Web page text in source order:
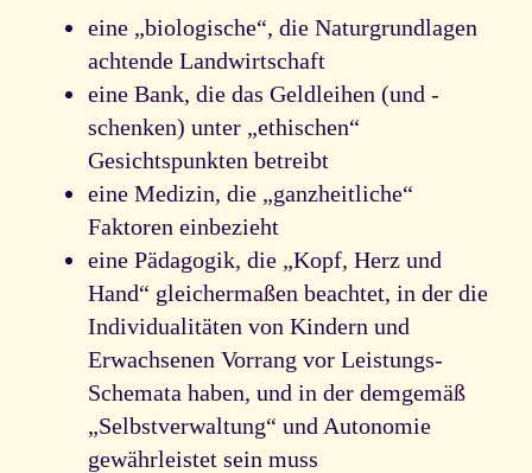
eine „biologische“, die Naturgrundlagen
achtende Landwirtschaft
eine Bank, die das Geldleihen (und -
schenken) unter „ethischen“
Gesichtspunkten betreibt
eine Medizin, die „ganzheitliche“
Faktoren einbezieht
eine Pädagogik, die „Kopf, Herz und
Hand“ gleichermaßen beachtet, in der die
Individualitäten von Kindern und
Erwachsenen Vorrang vor Leistungs-
Schemata haben, und in der demgemäß
„Selbstverwaltung“ und Autonomie
gewährleistet sein muss